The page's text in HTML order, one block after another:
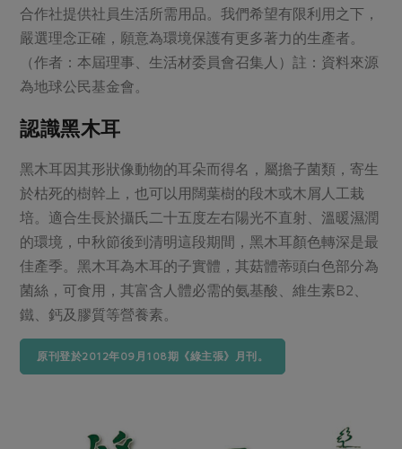
合作社提供社員生活所需用品。我們希望有限利用之下，
嚴選理念正確，願意為環境保護有更多著力的生產者。
（作者：本屆理事、生活材委員會召集人）註：資料來源
為地球公民基金會。
認識黑木耳
黑木耳因其形狀像動物的耳朵而得名，屬擔子菌類，寄生
於枯死的樹幹上，也可以用闊葉樹的段木或木屑人工栽
培。適合生長於攝氏二十五度左右陽光不直射、溫暖濕潤
的環境，中秋節後到清明這段期間，黑木耳顏色轉深是最
佳產季。黑木耳為木耳的子實體，其菇體蒂頭白色部分為
菌絲，可食用，其富含人體必需的氨基酸、維生素B2、
鐵、鈣及膠質等營養素。
原刊登於2012年09月108期《綠主張》月刊。